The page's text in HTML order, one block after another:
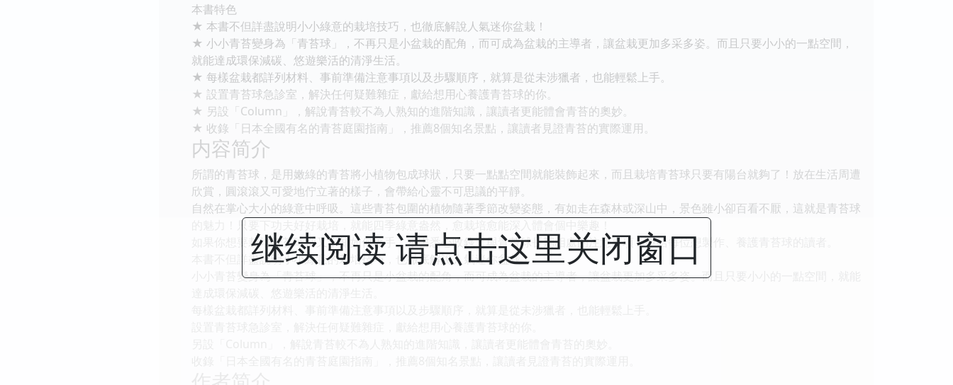
本書特色
★ 本書不但詳盡說明小小綠意的栽培技巧，也徹底解說人氣迷你盆栽！
★ 小小青苔變身為「青苔球」，不再只是小盆栽的配角，而可成為盆栽的主導者，讓盆栽更加多采多姿。而且只要小小的一點空間，
就能達成環保減碳、悠遊樂活的清淨生活。
★ 每樣盆栽都詳列材料、事前準備注意事項以及步驟順序，就算是從未涉獵者，也能輕鬆上手。
★ 設置青苔球急診室，解決任何疑難雜症，獻給想用心養護青苔球的你。
★ 另設「Column」，解說青苔較不為人熟知的進階知識，讓讀者更能體會青苔的奧妙。
★ 收錄「日本全國有名的青苔庭園指南」，推薦8個知名景點，讓讀者見證青苔的實際運用。
内容简介
所謂的青苔球，是用嫩綠的青苔將小植物包成球狀，只要一點點空間就能裝飾起來，而且栽培青苔球只要有陽台就夠了！放在生活周遭
欣賞，圓滾滾又可愛地佇立著的樣子，會帶給心靈不可思議的平靜。
自然在掌心大小的綠意中呼吸。這些青苔包圍的植物隨著季節改變姿態，有如走在森林或深山中，景色雖小卻百看不厭，這就是青苔球
的魅力！只要下功夫好好栽培，就能四季綠意盎然，愈栽培愈能深入體會個中樂趣！
如果你想要栽培青苔球卻又不知如何著手，本書悉心收錄了與青苔球長期相處的注意事項，獻給每位想製作、養護青苔球的讀者。
本書不但詳盡說明小小綠意的栽培技巧，也徹底解說人氣迷你盆栽！
小小青苔變身為「青苔球」，不再只是小盆栽的配角，而可成為盆栽的主導者，讓盆栽更加多采多姿。而且只要小小的一點空間，就能
继续阅读 请点击这里关闭窗口